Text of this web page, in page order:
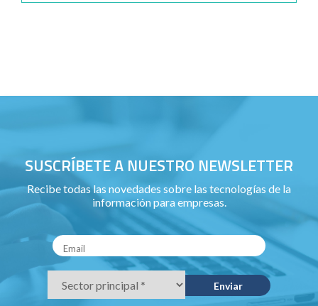
SUSCRÍBETE A NUESTRO NEWSLETTER
Recibe todas las novedades sobre las tecnologías de la
información para empresas.